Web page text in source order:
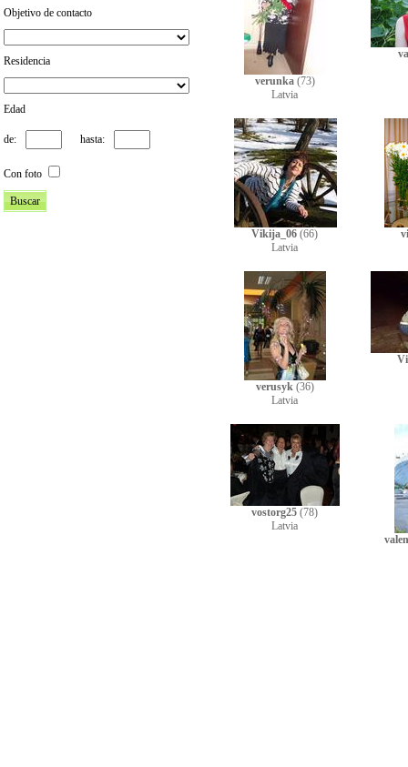
Objetivo de contacto
Residencia
Edad
de: hasta:
Con foto
verunka (73)
Latvia
Vikija_06 (66)
Latvia
verusyk (36)
Latvia
vostorg25 (78)
Latvia